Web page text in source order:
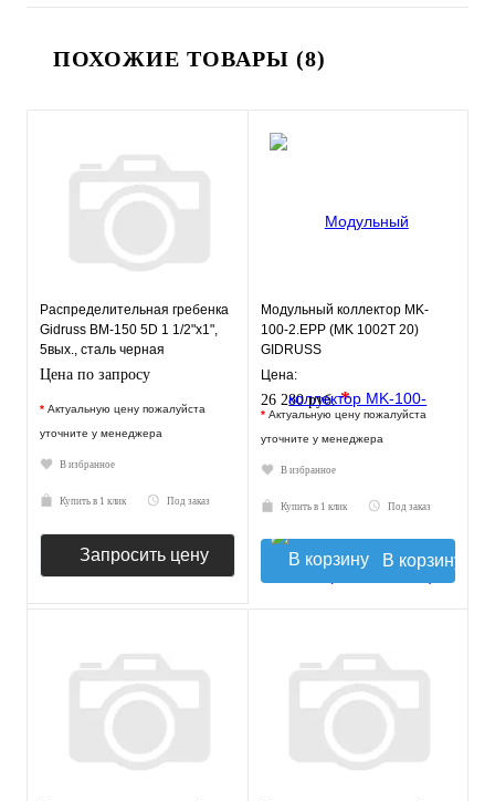
ПОХОЖИЕ ТОВАРЫ (8)
Распределительная гребенка
Gidruss BM-150 5D 1 1/2"х1",
5вых., сталь черная
Цена по запросу
* Актуальную цену пожалуйста
уточните у менеджера
В избранное
Купить в 1 клик Под заказ
Запросить цену
Модульный коллектор MK-
100-2.EPP (MK 1002T 20)
GIDRUSS
Цена:
26 280 руб.*
* Актуальную цену пожалуйста
уточните у менеджера
В избранное
Купить в 1 клик Под заказ
В корзину